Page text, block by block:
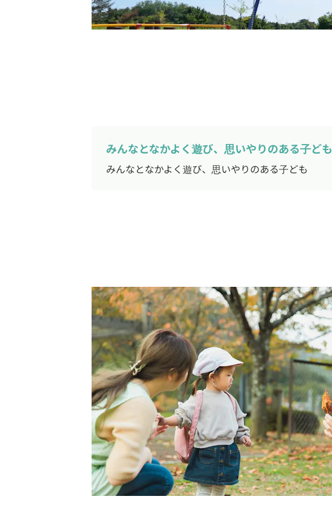
みんなとなかよく遊び、思いやりのある子ども
みんなとなかよく遊び、思いやりのある子ども